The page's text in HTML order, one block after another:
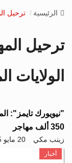
a
o
الرئيسية ترحيل
ترحيل
الولايات
"نيويورك تايمز":
350 ألف مهاجر
زينب مكي 20 مايو 2025 - 15:55
أخبار